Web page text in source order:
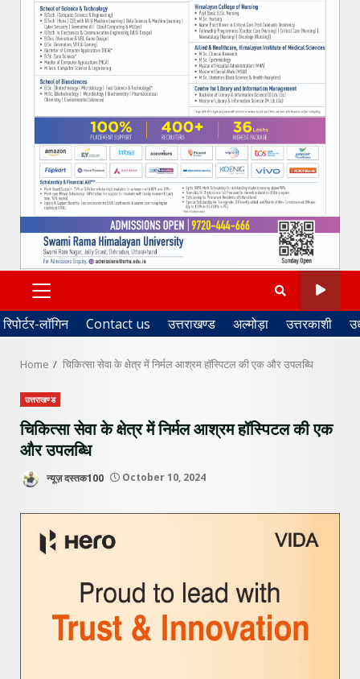
PRIMARY
MENU
रिपोर्टर-लॉगिन Contact us उत्तराखण्ड अल्मोड़ा उत्तरकाशी
Home चिकित्सा सेवा के क्षेत्र में निर्मल आश्रम हॉस्पिटल की एक और उपलब्धि
उत्तराखण्ड
चिकित्सा सेवा के क्षेत्र में निर्मल आश्रम हॉस्पिटल की एक
और उपलब्धि
न्यूज़ दस्तक100 October 10, 2024